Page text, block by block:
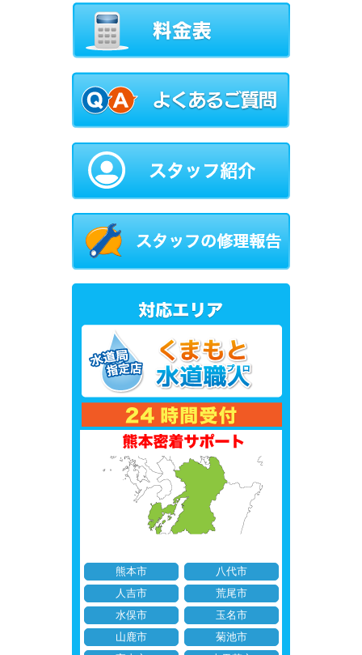
熊本市
八代市
人吉市
荒尾市
水俣市
玉名市
山鹿市
菊池市